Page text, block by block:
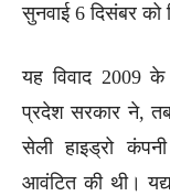
सुनवाई 6 दिसंबर को
यह विवाद 2009
प्रदेश सरकार ने,
सेली हाइड्रो
आवंटित की थी।